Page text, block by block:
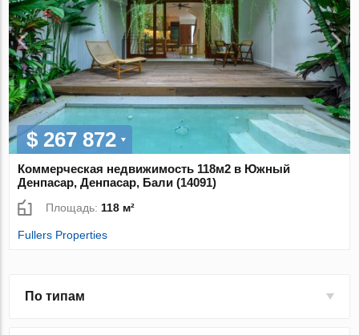
$ 267 872
Коммерческая недвижимость 118м2 в Южный
Денпасар, Денпасар, Бали (14091)
Площадь:118 м²
Fullers Properties
По типам